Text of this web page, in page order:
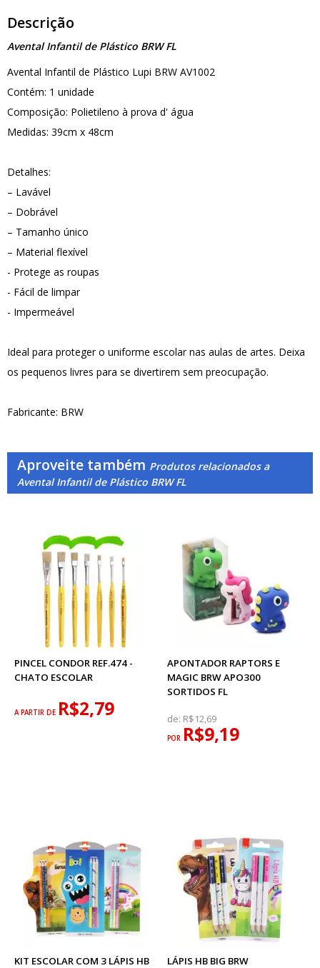
Descrição
Avental Infantil de Plástico BRW FL
Avental Infantil de Plástico Lupi BRW AV1002
Contém: 1 unidade
Composição: Polietileno à prova d' água
Medidas: 39cm x 48cm
Detalhes:
– Lavável
– Dobrável
– Tamanho único
– Material flexível
- Protege as roupas
- Fácil de limpar
- Impermeável
Ideal para proteger o uniforme escolar nas aulas de artes. Deixa
os pequenos livres para se divertirem sem preocupação.
Fabricante: BRW
Aproveite também Produtos relacionados a
Avental Infantil de Plástico BRW FL
PINCEL CONDOR REF.474 -
CHATO ESCOLAR
A PARTIR DE R$2,79
APONTADOR RAPTORS E
MAGIC BRW APO300
SORTIDOS FL
de: R$12,69
POR R$9,19
KIT ESCOLAR COM 3 LÁPIS HB
LÁPIS HB BIG BRW